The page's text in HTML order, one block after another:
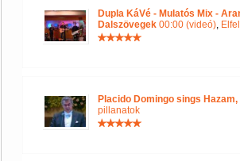
Dupla KáVé - Mulatós Mix -
Dalszövegek 00:00 (videó),
Placido Domingo sings
pillanatok